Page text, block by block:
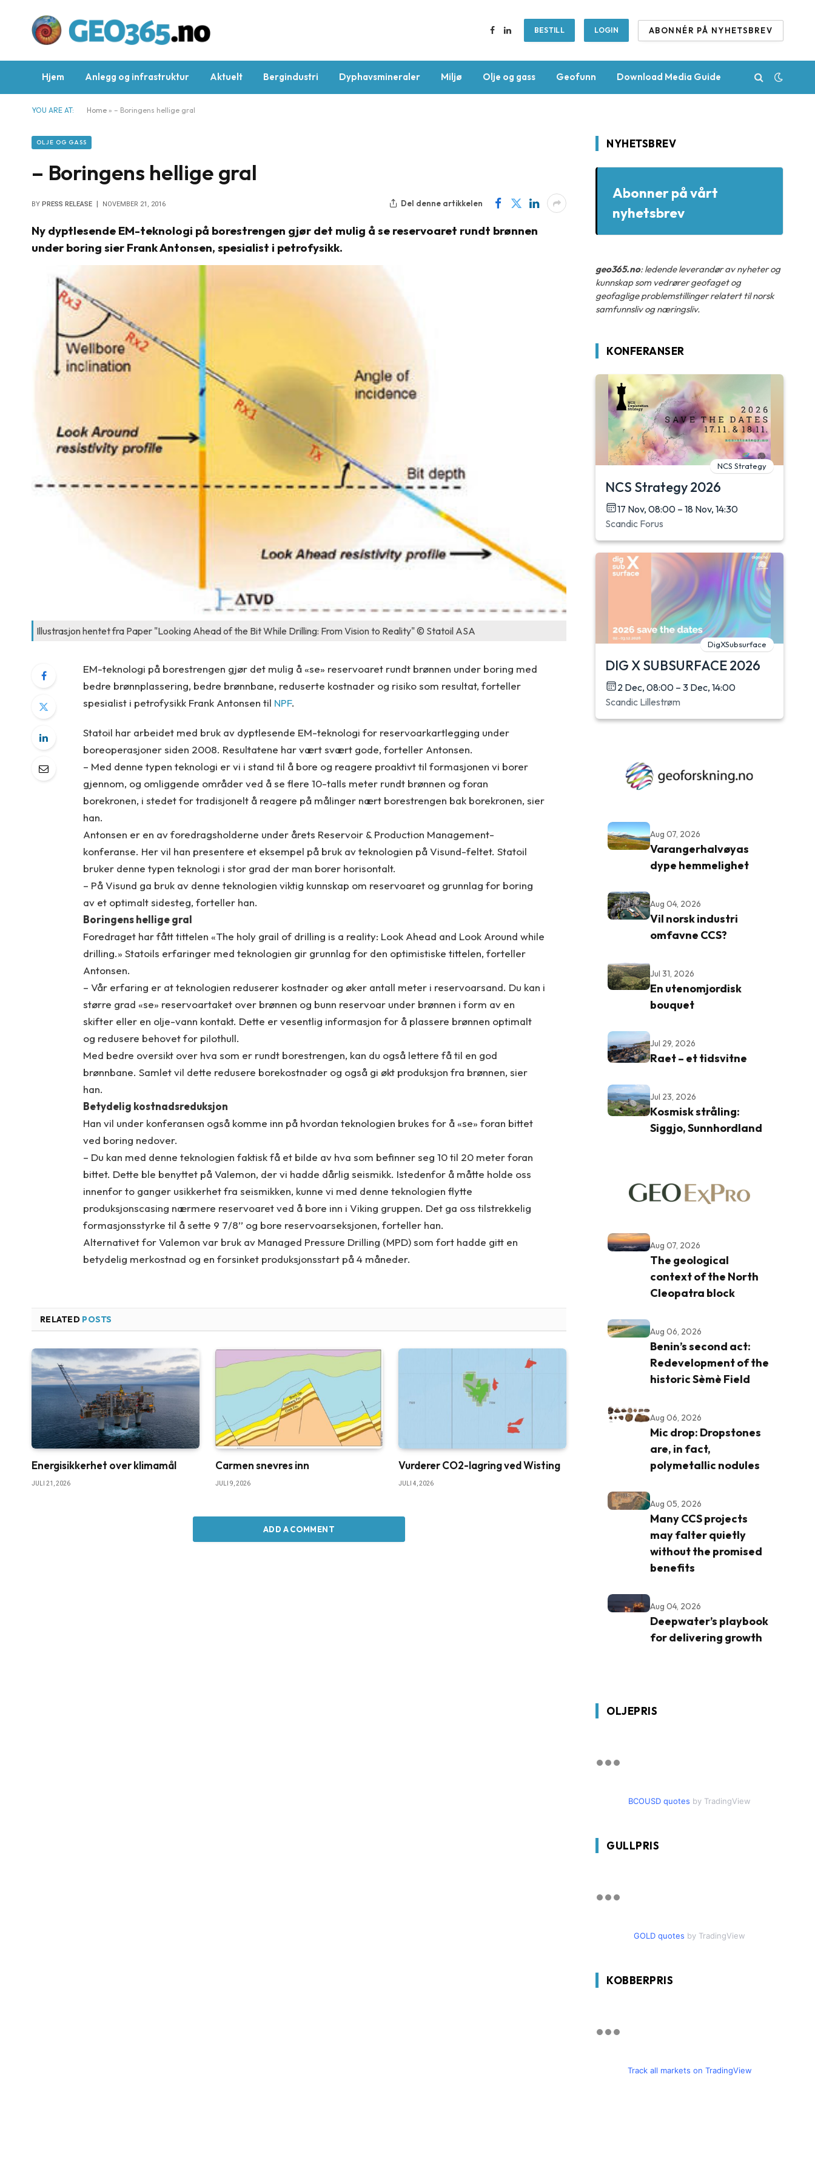
Facebook
LinkedInBESTILL LOGIN ABONNÉR PÅ NYHETSBREV
Hjem Anlegg og infrastruktur Aktuelt Bergindustri Dyphavsmineraler Miljø Olje og gass Geofunn Download Media Guide
YOU ARE AT: Home » – Boringens hellige gral
OLJE OG GASS
– Boringens hellige gral
BY PRESS RELEASE NOVEMBER 21, 2016 Del denne artikkelen
Ny dyptlesende EM-teknologi på borestrengen gjør det mulig å se reservoaret rundt brønnen
under boring sier Frank Antonsen, spesialist i petrofysikk.
Illustrasjon hentet fra Paper "Looking Ahead of the Bit While Drilling: From Vision to Reality" © Statoil ASA
EM-teknologi på borestrengen gjør det mulig å «se» reservoaret rundt brønnen under boring med
bedre brønnplassering, bedre brønnbane, reduserte kostnader og risiko som resultat, forteller
spesialist i petrofysikk Frank Antonsen til NPF.
Statoil har arbeidet med bruk av dyptlesende EM-teknologi for reservoarkartlegging under
boreoperasjoner siden 2008. Resultatene har vært svært gode, forteller Antonsen.
– Med denne typen teknologi er vi i stand til å bore og reagere proaktivt til formasjonen vi borer
gjennom, og omliggende områder ved å se flere 10-talls meter rundt brønnen og foran
borekronen, i stedet for tradisjonelt å reagere på målinger nært borestrengen bak borekronen, sier
han.
Antonsen er en av foredragsholderne under årets Reservoir & Production Management-
konferanse. Her vil han presentere et eksempel på bruk av teknologien på Visund-feltet. Statoil
bruker denne typen teknologi i stor grad der man borer horisontalt.
– På Visund ga bruk av denne teknologien viktig kunnskap om reservoaret og grunnlag for boring
av et optimalt sidesteg, forteller han.
Boringens hellige gral
Foredraget har fått tittelen «The holy grail of drilling is a reality: Look Ahead and Look Around while
drilling.» Statoils erfaringer med teknologien gir grunnlag for den optimistiske tittelen, forteller
Antonsen.
– Vår erfaring er at teknologien reduserer kostnader og øker antall meter i reservoarsand. Du kan i
større grad «se» reservoartaket over brønnen og bunn reservoar under brønnen i form av en
skifter eller en olje-vann kontakt. Dette er vesentlig informasjon for å plassere brønnen optimalt
og redusere behovet for pilothull.
Med bedre oversikt over hva som er rundt borestrengen, kan du også lettere få til en god
brønnbane. Samlet vil dette redusere borekostnader og også gi økt produksjon fra brønnen, sier
han.
Betydelig kostnadsreduksjon
Han vil under konferansen også komme inn på hvordan teknologien brukes for å «se» foran bittet
ved boring nedover.
– Du kan med denne teknologien faktisk få et bilde av hva som befinner seg 10 til 20 meter foran
bittet. Dette ble benyttet på Valemon, der vi hadde dårlig seismikk. Istedenfor å måtte holde oss
innenfor to ganger usikkerhet fra seismikken, kunne vi med denne teknologien flytte
produksjonscasing nærmere reservoaret ved å bore inn i Viking gruppen. Det ga oss tilstrekkelig
formasjonsstyrke til å sette 9 7/8’’ og bore reservoarseksjonen, forteller han.
Alternativet for Valemon var bruk av Managed Pressure Drilling (MPD) som fort hadde gitt en
betydelig merkostnad og en forsinket produksjonsstart på 4 måneder.
RELATED POSTS
Energisikkerhet over klimamål
JULI 21, 2026
Carmen snevres inn
JULI 9, 2026
Vurderer CO2-lagring ved Wisting
JULI 4, 2026
ADD A COMMENT
NYHETSBREV
Abonner på vårt
nyhetsbrev
geo365.no: ledende leverandør av nyheter og
kunnskap som vedrører geofaget og
geofaglige problemstillinger relatert til norsk
samfunnsliv og næringsliv.
KONFERANSER
NCS Strategy
NCS Strategy 2026
17 Nov, 08:00 – 18 Nov, 14:30
Scandic Forus
DigXSubsurface
DIG X SUBSURFACE 2026
2 Dec, 08:00 – 3 Dec, 14:00
Scandic Lillestrøm
Aug 07, 2026
Varangerhalvøyas
dype hemmelighet
Aug 04, 2026
Vil norsk industri
omfavne CCS?
Jul 31, 2026
En utenomjordisk
bouquet
Jul 29, 2026
Raet – et tidsvitne
Jul 23, 2026
Kosmisk stråling:
Siggjo, Sunnhordland
Aug 07, 2026
The geological
context of the North
Cleopatra block
Aug 06, 2026
Benin’s second act:
Redevelopment of the
historic Sèmè Field
Aug 06, 2026
Mic drop: Dropstones
are, in fact,
polymetallic nodules
Aug 05, 2026
Many CCS projects
may falter quietly
without the promised
benefits
Aug 04, 2026
Deepwater’s playbook
for delivering growth
OLJEPRIS
BCOUSD quotes by TradingView
GULLPRIS
GOLD quotes by TradingView
KOBBERPRIS
Track all markets on TradingView